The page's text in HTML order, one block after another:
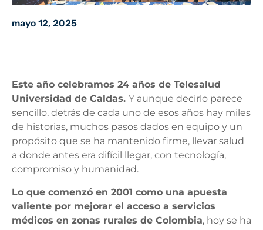
mayo 12, 2025
Este año celebramos 24 años de Telesalud
Universidad de Caldas. Y aunque decirlo parece
sencillo, detrás de cada uno de esos años hay miles
de historias, muchos pasos dados en equipo y un
propósito que se ha mantenido firme, llevar salud
a donde antes era difícil llegar, con tecnología,
compromiso y humanidad.
Lo que comenzó en 2001 como una apuesta
valiente por mejorar el acceso a servicios
médicos en zonas rurales de Colombia, hoy se ha